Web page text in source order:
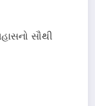
સૌથી